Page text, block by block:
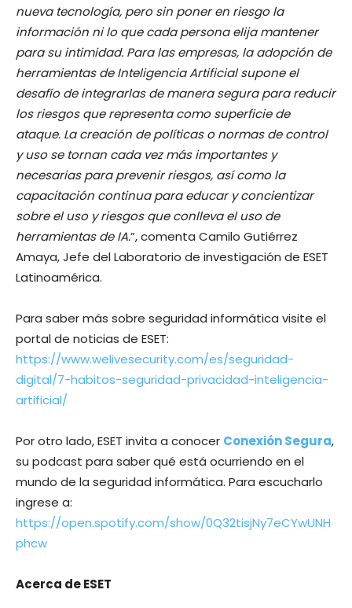
nueva tecnología, pero sin poner en riesgo la
información ni lo que cada persona elija mantener
para su intimidad. Para las empresas, la adopción de
herramientas de Inteligencia Artificial supone el
desafío de integrarlas de manera segura para reducir
los riesgos que representa como superficie de
ataque. La creación de políticas o normas de control
y uso se tornan cada vez más importantes y
necesarias para prevenir riesgos, así como la
capacitación continua para educar y concientizar
sobre el uso y riesgos que conlleva el uso de
herramientas de IA.”, comenta Camilo Gutiérrez
Amaya, Jefe del Laboratorio de investigación de ESET
Latinoamérica.
Para saber más sobre seguridad informática visite el
portal de noticias de ESET:
https://www.welivesecurity.com/es/seguridad-
digital/7-habitos-seguridad-privacidad-inteligencia-
artificial/
Por otro lado, ESET invita a conocer Conexión Segura,
su podcast para saber qué está ocurriendo en el
mundo de la seguridad informática. Para escucharlo
ingrese a:
https://open.spotify.com/show/0Q32tisjNy7eCYwUNH
phcw
Acerca de ESET